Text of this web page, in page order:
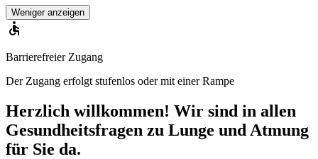
Weniger anzeigen
Barrierefreier Zugang
Der Zugang erfolgt stufenlos oder mit einer Rampe
Herzlich willkommen! Wir sind in allen
Gesundheitsfragen zu Lunge und Atmung
für Sie da.